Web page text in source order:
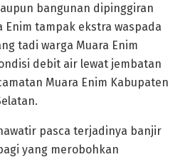
bangunan dipinggiran
Enim tampak ekstra waspada
tadi warga Muara Enim
debit air lewat jembatan
Muara Enim Kabupaten
pasca terjadinya banjir
yang merobohkan